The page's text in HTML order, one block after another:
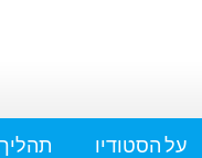
על הסטודיו